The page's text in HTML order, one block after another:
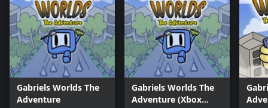
Gabriels Worlds The
Adventure
Gabriels Worlds The
Adventure (Xbox